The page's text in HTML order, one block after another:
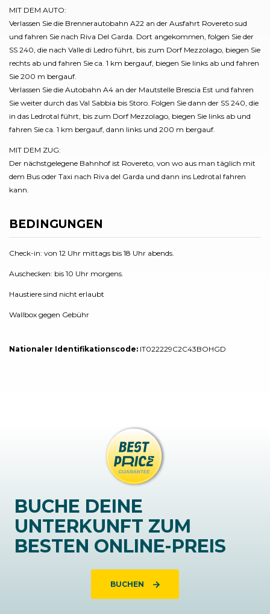
MIT DEM AUTO:
Verlassen Sie die Brennerautobahn A22 an der Ausfahrt Rovereto sud
und fahren Sie nach Riva Del Garda. Dort angekommen, folgen Sie der
SS 240, die nach Valle di Ledro führt, bis zum Dorf Mezzolago, biegen Sie
rechts ab und fahren Sie ca. 1 km bergauf, biegen Sie links ab und fahren
Sie 200 m bergauf.
Verlassen Sie die Autobahn A4 an der Mautstelle Brescia Est und fahren
Sie weiter durch das Val Sabbia bis Storo. Folgen Sie dann der SS 240, die
in das Ledrotal führt, bis zum Dorf Mezzolago, biegen Sie links ab und
fahren Sie ca. 1 km bergauf, dann links und 200 m bergauf.
MIT DEM ZUG:
Der nächstgelegene Bahnhof ist Rovereto, von wo aus man täglich mit
dem Bus oder Taxi nach Riva del Garda und dann ins Ledrotal fahren
kann.
BEDINGUNGEN
Check-in: von 12 Uhr mittags bis 18 Uhr abends.
Auschecken: bis 10 Uhr morgens.
Haustiere sind nicht erlaubt
Wallbox gegen Gebühr
Nationaler Identifikationscode: IT022229C2C43BOHGD
BUCHE DEINE
UNTERKUNFT ZUM
BESTEN ONLINE-PREIS
BUCHEN